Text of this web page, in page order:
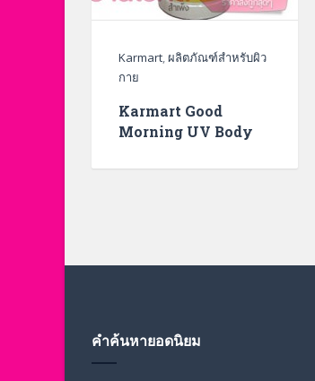
Karmart,ผลิตภัณฑ์สำหรับผิว
กาย
Karmart Good
Morning UV Body
คำค้นหายอดนิยม